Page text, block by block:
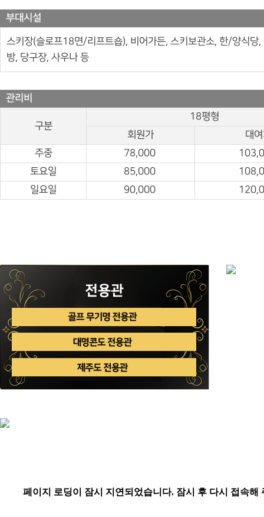
부대시설
스키장(슬로프18면/리프트숍), 비어가든, 스키보관소, 한/양식당
방, 당구장, 사우나 등
관리비
구분
18평형
회원가
대
주중
78,000
토요일
85,000
일요일
90,000